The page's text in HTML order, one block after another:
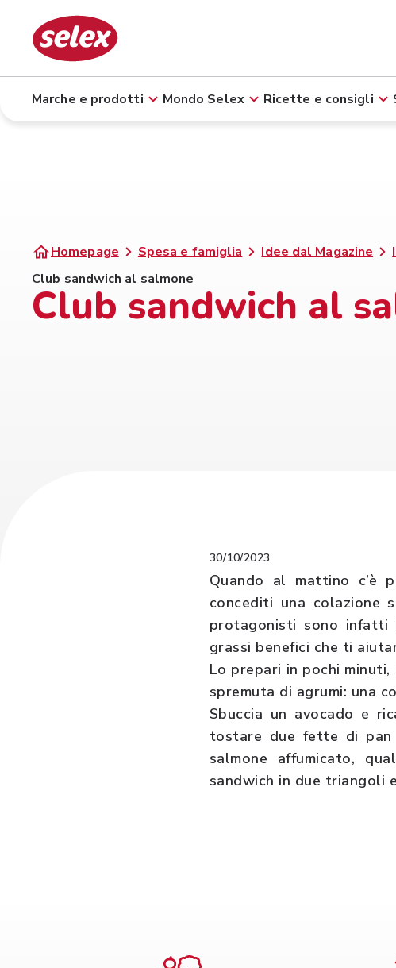
Marche e prodotti Mondo Selex Ricette e consigli
Homepage Spesa e famiglia Idee dal Magazine
Club sandwich al salmone
Club sandwich al
30/10/2023
Quando al mattino c’è
concediti una
protagonisti sono infatti
grassi benefici che ti
Lo prepari in pochi
spremuta di agrumi: una
Sbuccia un avocado e
tostare due fette di pan
salmone affumicato,
sandwich in due triangoli